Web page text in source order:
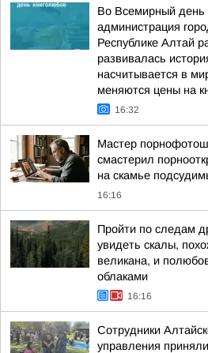
Во Всемирный день
администрация
Республике Алтай
развивалась
насчитывается в
меняются цены на
16:32
Мастер
смастерил
на скамье
16:16
Пройти по следам
увидеть скалы,
великана, и
облаками
16:16
Сотрудники
управления